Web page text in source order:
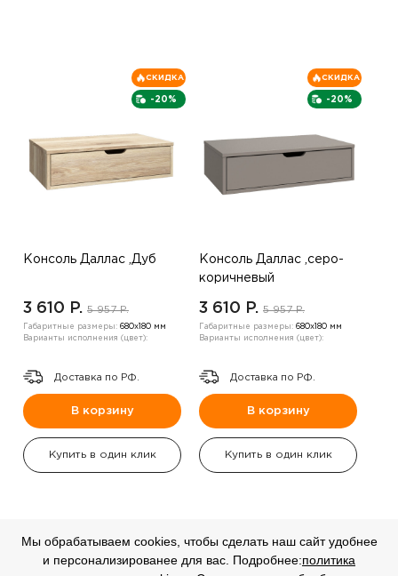
-20%
СКИДКА
Консоль Даллас ,Дуб
3 610 P. 5 957 P.
Габаритные размеры: 680х180 мм
Варианты исполнения (цвет):
Доставка по РФ.
В корзину
Купить в один клик
-20%
СКИДКА
Консоль Даллас ,серо-
коричневый
3 610 P. 5 957 P.
Габаритные размеры: 680х180 мм
Варианты исполнения (цвет):
Доставка по РФ.
В корзину
Купить в один клик
СКИДКА СКИДКА
Мы обрабатываем cookies, чтобы сделать наш сайт удобнее
и персонализированее для вас. Подробнее:политика